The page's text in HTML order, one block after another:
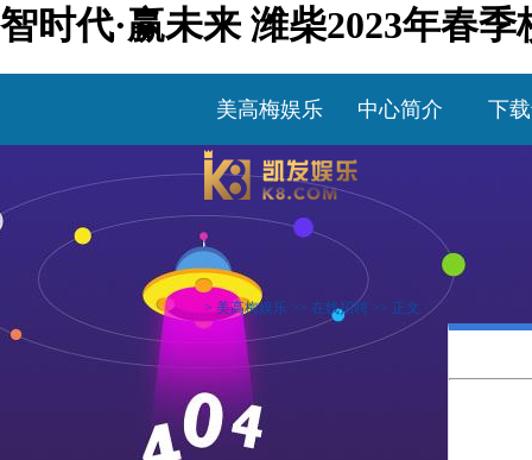
智时代·赢未来 潍柴2023年春
美高梅娱乐 中心简介 下
> 美高梅娱乐 >> 在线招聘 >> 正文